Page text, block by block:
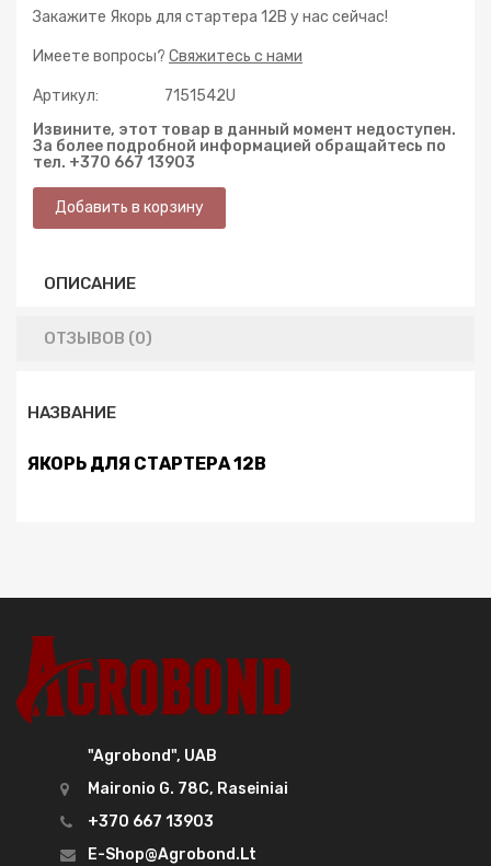
Закажите Якорь для стартера 12В у нас сейчас!
Имеете вопросы? Свяжитесь с нами
Артикул:
7151542U
Извините, этот товар в данный момент недоступен.
За более подробной информацией обращайтесь по
тел. +370 667 13903
ОПИСАНИЕ
ОТЗЫВОВ (0)
НАЗВАНИЕ
ЯКОРЬ ДЛЯ СТАРТЕРА 12В
"Agrobond", UAB
Maironio G. 78C, Raseiniai
+370 667 13903
E-Shop@agrobond.lt